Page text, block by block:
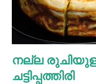
നല്ല
ചട്ടിപ്പത്തിരി